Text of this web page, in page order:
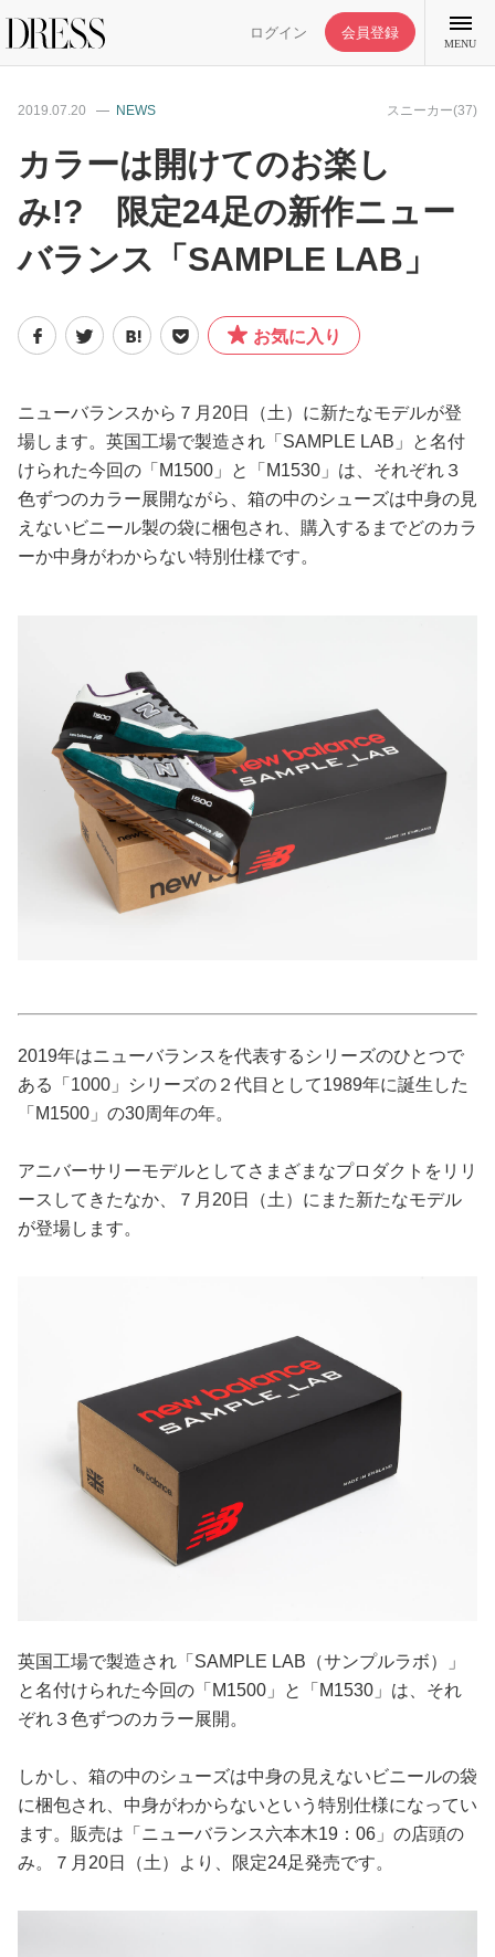
ログイン 会員登録
MENU
特集記事
DRESS部活
ライフスタイル
ファッション
恋愛/結婚/離婚
美容/健康
妊娠/出産/家族
ココロ/カラダ
グルメ
トラベル
性と愛
ゲーム
2019.07.20 NEWS スニーカー(37)
カラーは開けてのお楽し
み!? 限定24足の新作ニュー
バランス「SAMPLE LAB」
お気に入り
ニューバランスから７月20日（土）に新たなモデルが登
場します。英国工場で製造され「SAMPLE LAB」と名付
けられた今回の「M1500」と「M1530」は、それぞれ３
色ずつのカラー展開ながら、箱の中のシューズは中身の見
えないビニール製の袋に梱包され、購入するまでどのカラ
ーか中身がわからない特別仕様です。
2019年はニューバランスを代表するシリーズのひとつで
ある「1000」シリーズの２代目として1989年に誕生した
「M1500」の30周年の年。
アニバーサリーモデルとしてさまざまなプロダクトをリリ
ースしてきたなか、７月20日（土）にまた新たなモデル
が登場します。
英国工場で製造され「SAMPLE LAB（サンプルラボ）」
と名付けられた今回の「M1500」と「M1530」は、それ
ぞれ３色ずつのカラー展開。
しかし、箱の中のシューズは中身の見えないビニールの袋
に梱包され、中身がわからないという特別仕様になってい
ます。販売は「ニューバランス六本木19：06」の店頭の
み。７月20日（土）より、限定24足発売です。